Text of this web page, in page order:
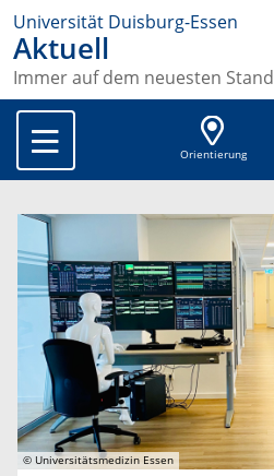
Universität Duisburg-Essen
Aktuell
Immer auf dem neuesten Stand
Orientierung
© Universitätsmedizin Essen